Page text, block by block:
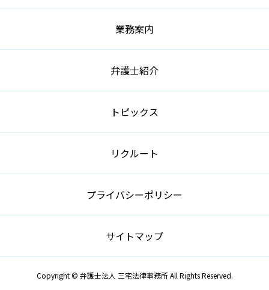
業務案内
弁護士紹介
トピックス
リクルート
プライバシーポリシー
サイトマップ
Copyright © 弁護士法人 三宅法律事務所 All Rights Reserved.